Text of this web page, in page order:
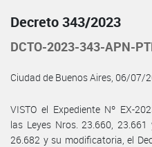
Decreto 343/2023
DCTO-2023-343-APN-
Ciudad de Buenos Aires, 06/07/
VISTO el Expediente Nº EX-
las Leyes Nros. 23.660,
26.682 y su modificatoria, el